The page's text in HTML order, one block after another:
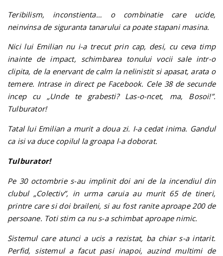
Teribilism, inconstienta… o combinatie care ucide,
neinvinsa de siguranta tanarului ca poate stapani masina.
Nici lui Emilian nu i-a trecut prin cap, desi, cu ceva timp
inainte de impact, schimbarea tonului vocii sale intr-o
clipita, de la enervant de calm la nelinistit si apasat, arata o
temere. Intrase in direct pe Facebook. Cele 38 de secunde
incep cu „Unde te grabesti? Las-o-ncet, ma, Bosoi!”.
Tulburator!
Tatal lui Emilian a murit a doua zi. I-a cedat inima. Gandul
ca isi va duce copilul la groapa l-a doborat.
Tulburator!
Pe 30 octombrie s-au implinit doi ani de la incendiul din
clubul „Colectiv”, in urma caruia au murit 65 de tineri,
printre care si doi braileni, si au fost ranite aproape 200 de
persoane. Toti stim ca nu s-a schimbat aproape nimic.
Sistemul care atunci a ucis a rezistat, ba chiar s-a intarit.
Perfid, sistemul a facut pasi inapoi, auzind multimi de